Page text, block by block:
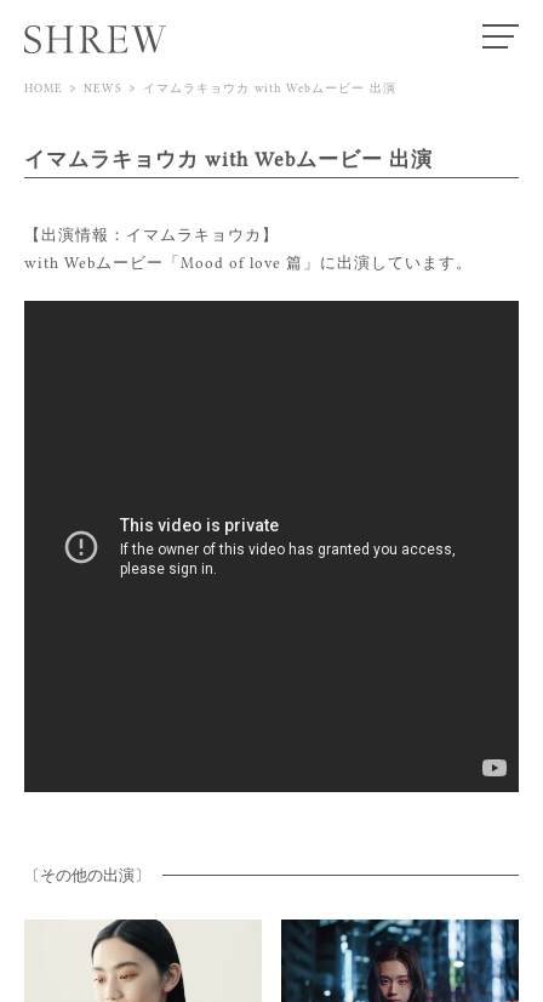
HOME > NEWS > イマムラキョウカ with Webムービー 出演
イマムラキョウカ with Webムービー 出演
【出演情報：イマムラキョウカ】
with Webムービー「Mood of love 篇」に出演しています。
〔その他の出演〕
MODEL
ACTOR
ENTRY